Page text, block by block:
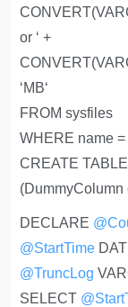
or ‘ +
‘MB‘
FROM sysfiles
WHERE name =
CREATE
(DummyColumn
DECLARE
@StartTime
@TruncLog
SELECT